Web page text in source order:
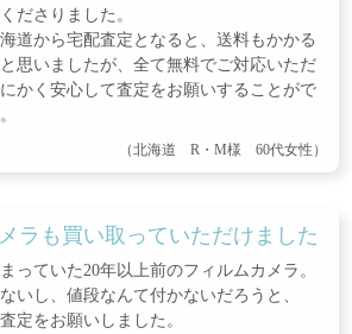
ださりました。
道から宅配査定となると、送料もかかる
思いましたが、全て無料でご対応いただ
かく安心して査定をお願いすることがで
（北海道 R・M様 60代女性）
ラも買い取っていただけました
っていた20年以上前のフィルムカメラ。
いし、値段なんて付かないだろうと、
定をお願いしました。